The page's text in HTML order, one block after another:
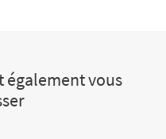
également vous